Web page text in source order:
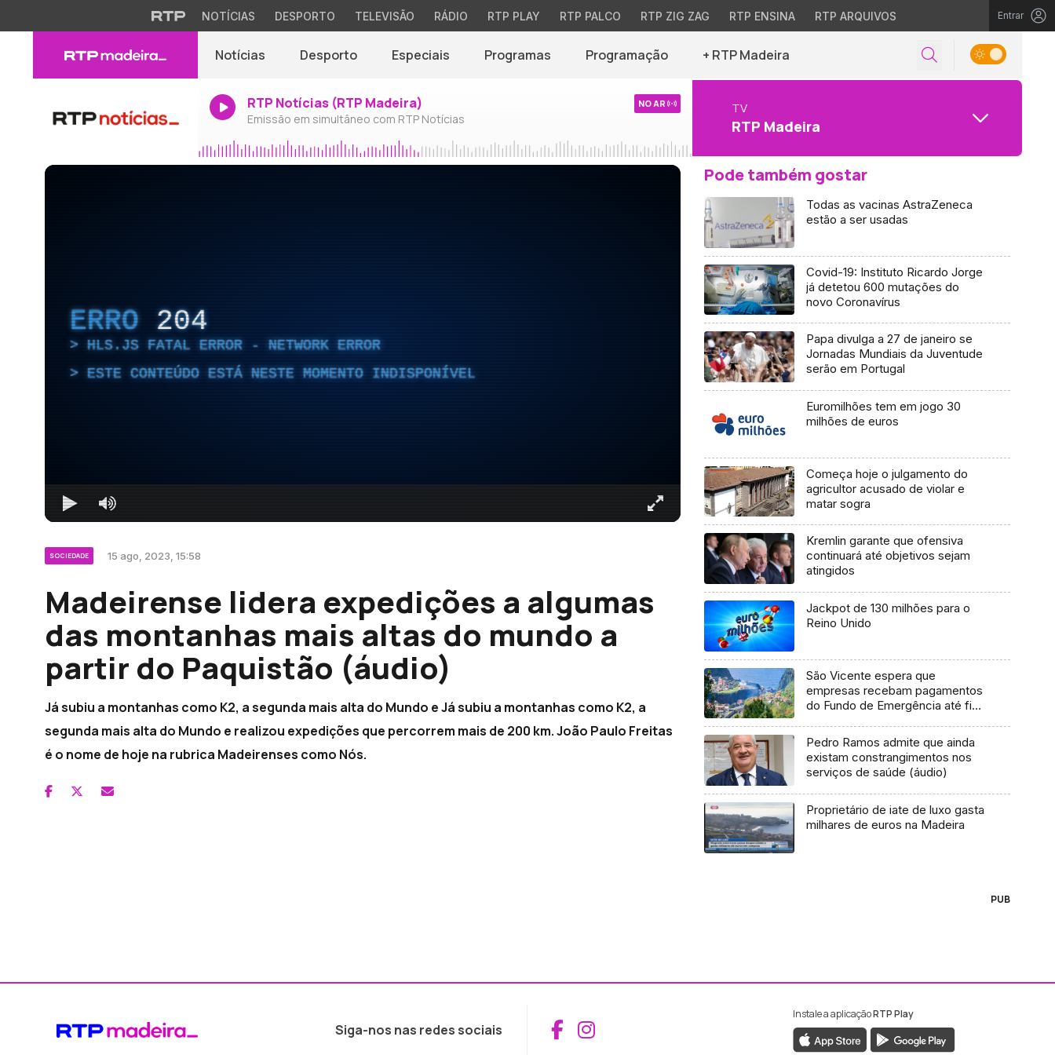
NOTÍCIAS DESPORTO TELEVISÃO RÁDIO RTP PLAY RTP PALCO RTP ZIG ZAG RTP ENSINA RTP ARQUIVOS Entrar
Notícias Desporto Especiais Programas Programação + RTP Madeira
RTP Notícias (RTP Madeira)
Emissão em simultâneo com RTP Notícias
NO AR TV
RTP Madeira
ERRO 204
HLS.JS FATAL ERROR - NETWORK ERROR
ESTE CONTEÚDO ESTÁ NESTE MOMENTO INDISPONÍVEL
SOCIEDADE 15 ago, 2023, 15:58
Madeirense lidera expedições a algumas
das montanhas mais altas do mundo a
partir do Paquistão (áudio)
Já subiu a montanhas como K2, a segunda mais alta do Mundo e Já subiu a montanhas como K2, a
segunda mais alta do Mundo e realizou expedições que percorrem mais de 200 km. João Paulo Freitas
é o nome de hoje na rubrica Madeirenses como Nós.
Pode também gostar
Todas as vacinas AstraZeneca
estão a ser usadas
Covid-19: Instituto Ricardo Jorge
já detetou 600 mutações do
novo Coronavírus
Papa divulga a 27 de janeiro se
Jornadas Mundiais da Juventude
serão em Portugal
Euromilhões tem em jogo 30
milhões de euros
Começa hoje o julgamento do
agricultor acusado de violar e
matar sogra
Kremlin garante que ofensiva
continuará até objetivos sejam
atingidos
Jackpot de 130 milhões para o
Reino Unido
São Vicente espera que
empresas recebam pagamentos
do Fundo de Emergência até final
Pedro Ramos admite que ainda
existam constrangimentos nos
serviços de saúde (áudio)
Proprietário de iate de luxo gasta
milhares de euros na Madeira
PUB
Siga-nos nas redes sociais Aceder ao Facebook da RTP Madeira
Aceder ao Instagram da RTP Madeira
Instale a aplicaçãoRTP Play